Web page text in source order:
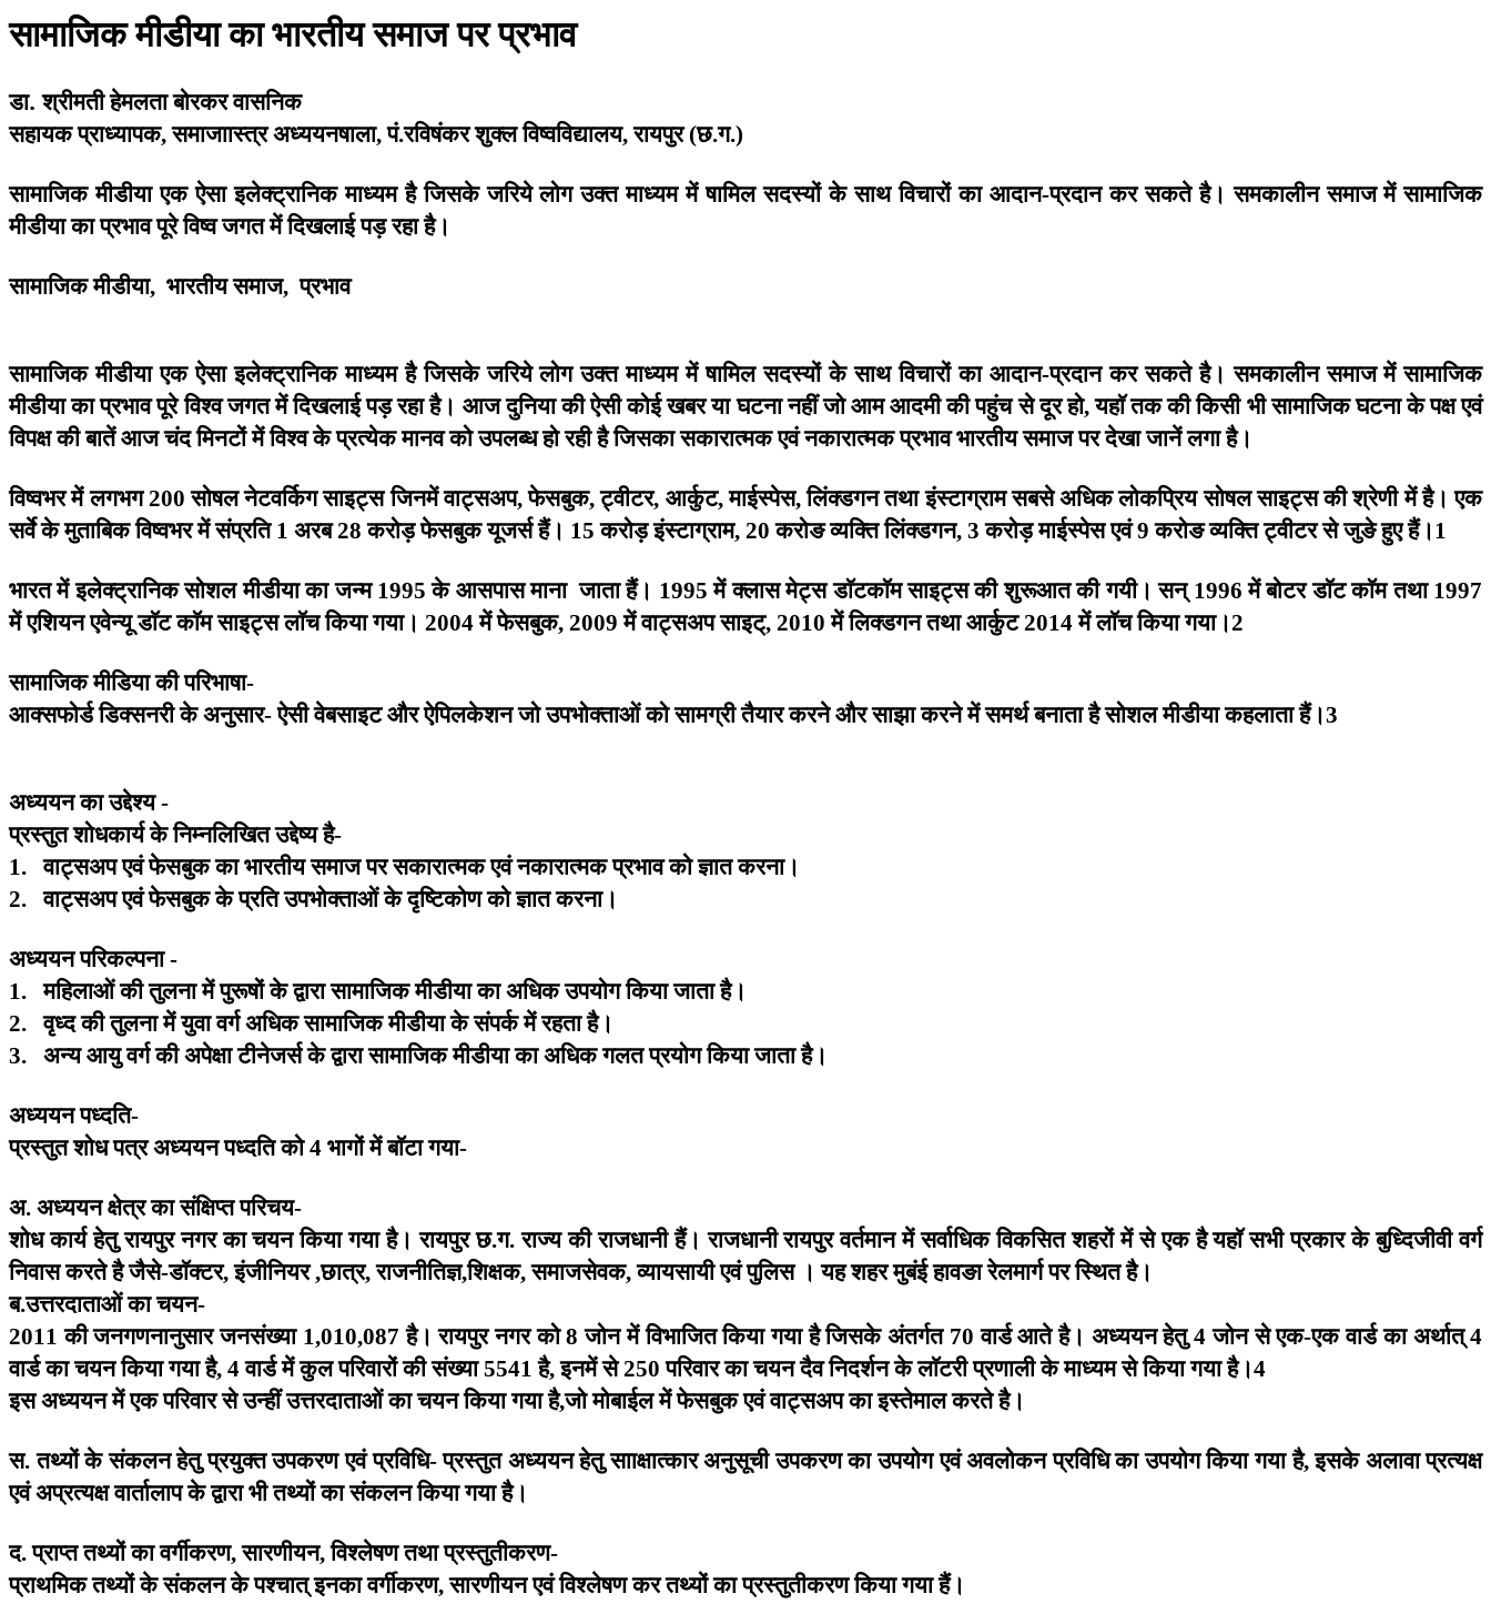
सामाजिकमीडीयाकाभारतीयसमाजपरप्रभाव
डा. श्रीमतीहेमलताबोरकरवासनिक
सहायकप्राध्यापक,समाजाास्त्रअध्ययनषाला,पं.रविषंकरशुक्लविष्वविद्यालय,रायपुर(छ.ग.)
सामाजिक मीडीया एक ऐसा इलेक्ट्रानिक माध्यम है जिसके जरिये लोग उक्त माध्यम में षामिल सदस्यों के साथ विचारों का आदान-प्रदान कर सकते है। समकालीन समाज में सामाजिक
मीडीयाकाप्रभावपूरेविष्वजगतमेंदिखलाईपड़रहाहै।
सामाजिकमीडीया, भारतीयसमाज,प्रभाव
सामाजिक मीडीया एक ऐसा इलेक्ट्रानिक माध्यम है जिसके जरिये लोग उक्त माध्यम में षामिल सदस्यों के साथ विचारों का आदान-प्रदान कर सकते है। समकालीन समाज में सामाजिक
मीडीयाकाप्रभावपूरेविश्वजगतमेंदिखलाईपड़रहाहै। आजदुनियाकीऐसीकोईखबरयाघटनानहींजोआमआदमीकीपहुंचसेदूरहो,यहाॅतककीकिसीभीसामाजिकघटनाकेपक्षएवं
विपक्षकीबातेंआजचंदमिनटोंमेंविश्वकेप्रत्येकमानवकोउपलब्धहोरहीहैजिसकासकारात्मकएवंनकारात्मकप्रभावभारतीयसमाजपरदेखाजानेंलगाहै।
विष्वभरमेंलगभग200सोषलनेटवर्किगसाइट्सजिनमेंवाट्सअप,फेसबुक,ट्वीटर, आर्कुट,माईस्पेस,लिंक्डगनतथाइंस्टाग्रामसबसेअधिकलोकप्रियसोषलसाइट्सकीश्रेणीमेंहै। एक
सर्वेकेमुताबिकविष्वभरमेंसंप्रति1 अरब28करोड़फेसबुकयूजर्सहैं। 15करोड़इंस्टाग्राम, 20करोङव्यक्तिलिंक्डगन, 3करोड़माईस्पेसएवं9करोङव्यक्तिट्वीटरसेजुङेहुएहैं। 1
भारतमेंइलेक्ट्रानिकसोशलमीडीयाकाजन्म1995केआसपासमाना जाताहैं। 1995मेंक्लासमेट्सडाॅटकाॅमसाइट्सकीशुरूआतकीगयी। सन्1996मेंबोटरडाॅटकाॅमतथा1997
मेंएशियनएवेन्यूडाॅटकाॅमसाइट्सलाॅचकियागया। 2004मेंफेसबुक, 2009मेंवाट्सअपसाइट्, 2010मेंलिक्डगनतथाआर्कुट2014मेंलाॅचकियागया।2
सामाजिकमीडियाकीपरिभाषा-
आक्सफोर्डडिक्सनरीकेअनुसार-ऐसीवेबसाइटऔरऐपिलकेशनजोउपभोक्ताओंकोसामग्रीतैयारकरनेऔरसाझाकरनेमेंसमर्थबनाताहैसोशलमीडीयाकहलाताहैं।3
अध्ययनकाउद्देश्य-
प्रस्तुतशोधकार्यकेनिम्नलिखितउद्देष्यहै-
1.वाट्सअपएवंफेसबुककाभारतीयसमाजपरसकारात्मकएवंनकारात्मकप्रभावकोज्ञातकरना।
2.वाट्सअपएवंफेसबुककेप्रतिउपभोक्ताओंकेदृष्टिकोणकोज्ञातकरना।
अध्ययनपरिकल्पना-
1.महिलाओंकीतुलनामेंपुरूषोंकेद्वारासामाजिकमीडीयाकाअधिकउपयोगकियाजाताहै।
2.वृध्दकीतुलनामेंयुवावर्गअधिकसामाजिकमीडीयाकेसंपर्कमेंरहताहै।
3. अन्यआयुवर्गकीअपेक्षाटीनेजर्सकेद्वारासामाजिकमीडीयाकाअधिकगलतप्रयोगकियाजाताहै।
अध्ययनपध्दति-
प्रस्तुतशोधपत्रअध्ययनपध्दतिको4 भागोंमेंबाॅटागया-
अ. अध्ययनक्षेत्रकासंक्षिप्तपरिचय-
शोध कार्य हेतु रायपुर नगर का चयन किया गया है। रायपुर छ.ग.राज्य की राजधानी हैं। राजधानी रायपुर वर्तमान में सर्वाधिक विकसित शहरों में से एक है यहाॅ सभी प्रकार के बुध्दिजीवी वर्ग
निवासकरतेहैजैसे-डाॅक्टर,इंजीनियर,छात्र,राजनीतिज्ञ,शिक्षक,समाजसेवक,व्यायसायीएवंपुलिस । यहशहरमुबंईहावङारेलमार्गपरस्थितहै।
ब.उत्तरदाताओंकाचयन-
2011कीजनगणनानुसारजनसंख्या1,010,087है। रायपुरनगरको8जोनमेंविभाजितकियागयाहैजिसकेअंतर्गत70वार्डआतेहै। अध्ययनहेतु4जोनसेएक-एकवार्डका अर्थात्4
वार्डकाचयनकियागयाहै, 4वार्डमेंकुलपरिवारोंकीसंख्या5541है,इनमेंसे250परिवारकाचयनदैवनिदर्शनकेलाॅटरीप्रणालीकेमाध्यमसेकियागयाहै।4
इसअध्ययनमेंएकपरिवारसेउन्हींउत्तरदाताओंकाचयनकियागयाहै,जोमोबाईलमेंफेसबुकएवंवाट्सअपकाइस्तेमालकरतेहै।
स.तथ्योंकेसंकलनहेतुप्रयुक्तउपकरणएवंप्रविधि-प्रस्तुत अध्ययनहेतुसााक्षात्कारअनुसूचीउपकरणकाउपयोगएवंअवलोकनप्रविधिकाउपयोगकियागयाहै,इसके अलावाप्रत्यक्ष
एवंअप्रत्यक्षवार्तालापकेद्वाराभीतथ्योंकासंकलनकियागयाहै।
द.प्राप्ततथ्योंकावर्गीकरण,सारणीयन,विश्लेषणतथाप्रस्तुतीकरण-
प्राथमिकतथ्योंकेसंकलनकेपश्चात्इनकावर्गीकरण,सारणीयनएवंविश्लेषणकरतथ्योंकाप्रस्तुतीकरणकियागयाहैं।